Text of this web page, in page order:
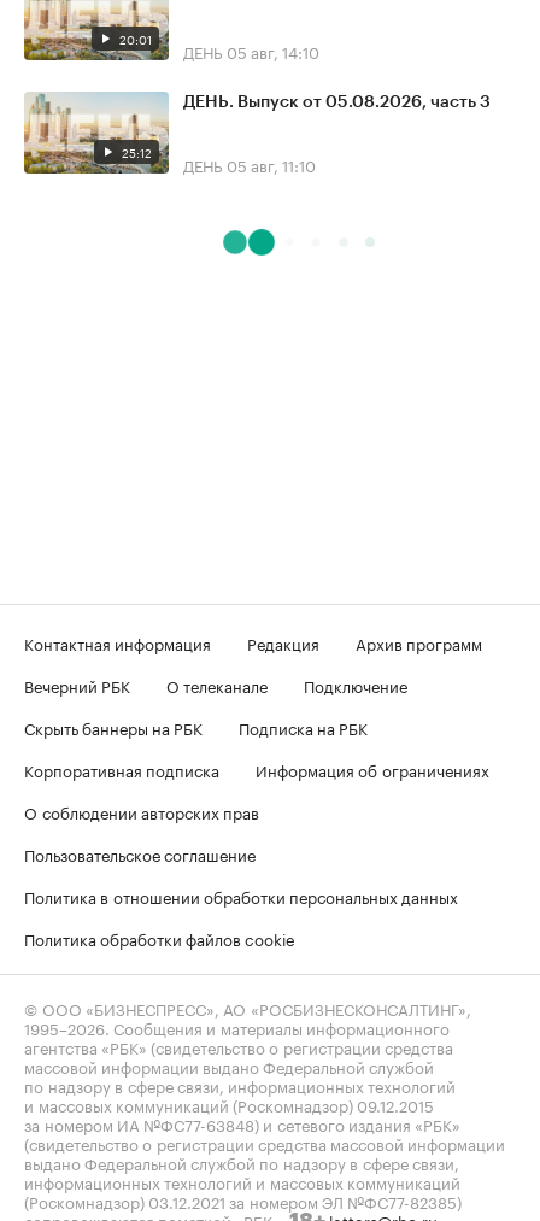
20:01 ДЕНЬ 05 авг, 14:10
25:12
ДЕНЬ. Выпуск от 05.08.2026, часть 3
ДЕНЬ 05 авг, 11:10
Контактная информация Редакция
Архив программ
Вечерний РБК
О телеканале
Подключение
Скрыть баннеры на РБК
Подписка на РБК
Корпоративная подписка
Информация об ограничениях
О соблюдении авторских прав
Пользовательское соглашение
Политика в отношении обработки персональных данных
Политика обработки файлов cookie
© ООО «БИЗНЕСПРЕСС», АО «РОСБИЗНЕСКОНСАЛТИНГ»,
1995–2026 . Сообщения и материалы информационного
агентства «РБК» (свидетельство о регистрации средства
массовой информации выдано Федеральной службой
по надзору в сфере связи, информационных технологий
и массовых коммуникаций (Роскомнадзор) 09.12.2015
за номером ИА №ФС77-63848) и сетевого издания «РБК»
(свидетельство о регистрации средства массовой информации
выдано Федеральной службой по надзору в сфере связи,
информационных технологий и массовых коммуникаций
(Роскомнадзор) 03.12.2021 за номером ЭЛ №ФС77-82385)